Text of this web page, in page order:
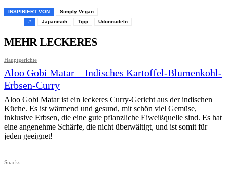
INSPIRIERT VON
Simply Vegan
#
Japanisch Tipp Udonnudeln
MEHR LECKERES
Hauptgerichte
Aloo Gobi Matar – Indisches Kartoffel-Blumenkohl-
Erbsen-Curry
Aloo Gobi Matar ist ein leckeres Curry-Gericht aus der indischen
Küche. Es ist wärmend und gesund, mit schön viel Gemüse,
inklusive Erbsen, die eine gute pflanzliche Eiweißquelle sind. Es hat
eine angenehme Schärfe, die nicht überwältigt, und ist somit für
jeden geeignet!
Snacks